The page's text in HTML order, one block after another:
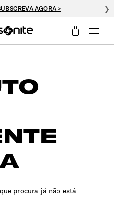
AGORA > ❯
procura já não está